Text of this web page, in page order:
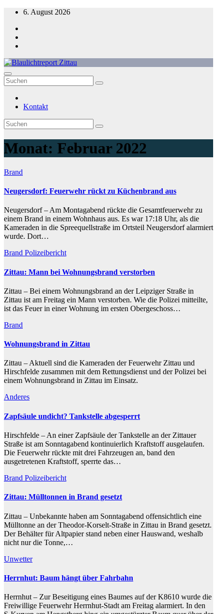
Zum
springen
6. August 2026
Blaulichtreport Zittau
Kontakt
Monat: Februar 2022
Brand
Neugersdorf: Feuerwehr rückt zu Küchenbrand aus
Neugersdorf – Am Montagabend rückte die Gesamtfeuerwehr zu
einem Brand in einem Wohnhaus aus. Es war 17:18 Uhr, als die
Kameraden in die Spreequellstraße im Ortsteil Neugersdorf alarmiert
wurde. Dort…
Brand Polizeibericht
Zittau: Mann bei Wohnungsbrand verstorben
Zittau – Bei einem Wohnungsbrand an der Leipziger Straße in
Zittau ist am Freitag ein Mann verstorben. Wie die Polizei mitteilte,
ist das Feuer in einer Wohnung im ersten Obergeschoss…
Brand
Wohnungsbrand in Zittau
Zittau – Aktuell sind die Kameraden der Feuerwehr Zittau und
Hirschfelde zusammen mit dem Rettungsdienst und der Polizei bei
einem Wohnungsbrand in Zittau im Einsatz.
Anderes
Zapfsäule undicht? Tankstelle abgesperrt
Hirschfelde – An einer Zapfsäule der Tankstelle an der Zittauer
Straße ist am Sonntagabend kontinuierlich Kraftstoff ausgelaufen.
Die Feuerwehr rückte mit drei Fahrzeugen an, band den
ausgetretenen Kraftstoff, sperrte das…
Brand Polizeibericht
Zittau: Mülltonnen in Brand gesetzt
Zittau – Unbekannte haben am Sonntagabend offensichtlich eine
Mülltonne an der Theodor-Korselt-Straße in Zittau in Brand gesetzt.
Der Behälter für Altpapier stand neben einer Hauswand, weshalb
nicht nur die Tonne,…
Unwetter
Herrnhut: Baum hängt über Fahrbahn
Herrnhut – Zur Beseitigung eines Baumes auf der K8610 wurde die
Freiwillige Feuerwehr Herrnhut-Stadt am Freitag alarmiert. In den